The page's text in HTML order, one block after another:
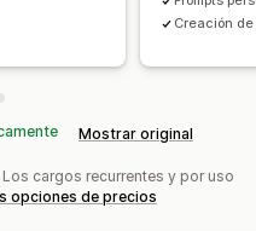
Creación
Mostrar original
cargos recurrentes y por uso
opciones de precios